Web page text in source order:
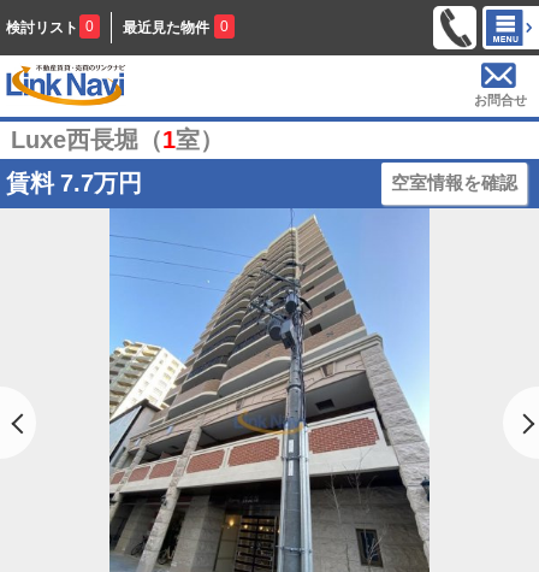
検討リスト 0 最近見た物件 0
お問合せ
Luxe西長堀（1室）
賃料 7.7万円 空室情報を確認